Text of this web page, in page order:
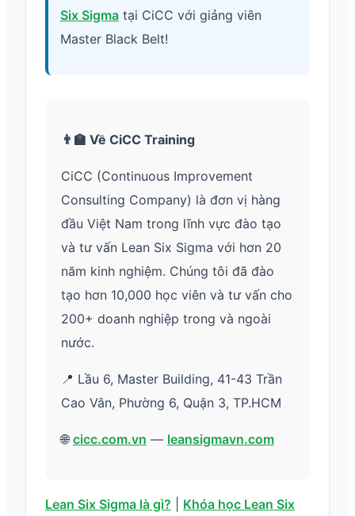
Six Sigma tại CiCC với giảng viên
Master Black Belt!
👨‍🏫 Về CiCC Training
CiCC (Continuous Improvement
Consulting Company) là đơn vị hàng
đầu Việt Nam trong lĩnh vực đào tạo
và tư vấn Lean Six Sigma với hơn 20
năm kinh nghiệm. Chúng tôi đã đào
tạo hơn 10,000 học viên và tư vấn cho
200+ doanh nghiệp trong và ngoài
nước.
📍 Lầu 6, Master Building, 41-43 Trần
Cao Vân, Phường 6, Quận 3, TP.HCM
🌐 cicc.com.vn — leansigmavn.com
Lean Six Sigma là gì?
Khóa học Lean Six